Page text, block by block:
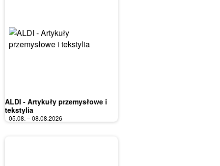
ALDI - Artykuły przemysłowe i
tekstylia
05.08. – 08.08.2026